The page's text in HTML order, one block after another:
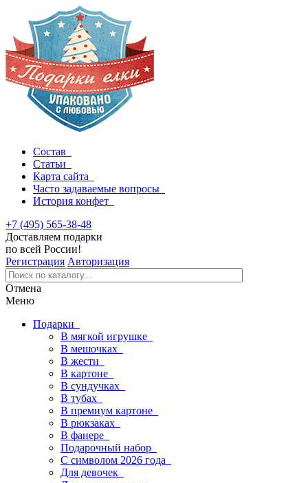
Состав
Статьи
Карта сайта
Часто задаваемые вопросы
История конфет
+7 (495) 565-38-48
Доставляем подарки
по всей России!
Регистрация Авторизация
Отмена
Меню
Подарки
В мягкой игрушке
В мешочках
В жести
В картоне
В сундучках
В тубах
В премиум картоне
В рюкзаках
В фанере
Подарочный набор
С символом 2026 года
Для девочек